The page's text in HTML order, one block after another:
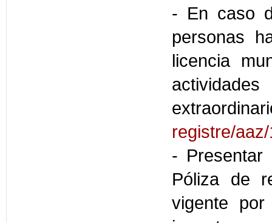
- En caso
personas
licencia
registre/
- Presentar
Póliza de
vigente